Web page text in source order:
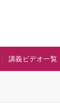
講義ビデオ一覧